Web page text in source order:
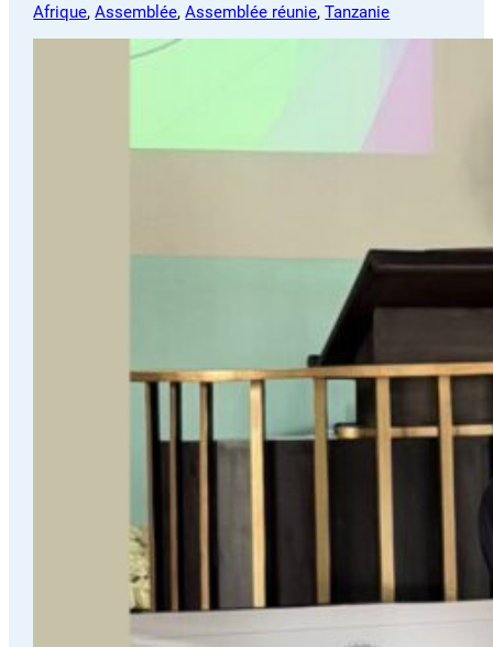
Afrique, Assemblée, Assemblée réunie, Tanzanie